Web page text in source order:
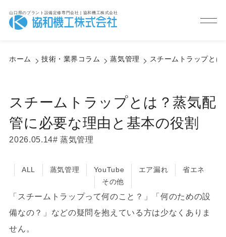
山口県のプラント設備定修専門会社 | 協和機工株式会社
Column
ホーム 技術・業界コラム 蒸気管理 スチームトラップと
スチームトラップとは？蒸気配
管に必要な理由と基本の役割
2026.05.14 蒸気管理
「スチームトラップって何のこと？」「何のための設
備なの？」などの疑問を抱えている方は少なくありま
せん。
ALL 蒸気管理 YouTube エア漏れ
省エネ
その他